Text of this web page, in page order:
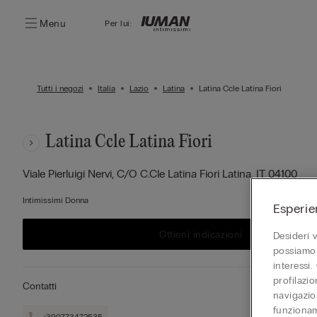
Menu Per lui:
Tutti i negozi Italia Lazio Latina Latina Ccle Latina Fiori
Latina Ccle Latina Fiori
Viale Pierluigi Nervi, C/o C.cle Latina Fiori Latina, IT 04100
Intimissimi Donna
Ottieni indicazioni
Contatti
Desideri
interessi.